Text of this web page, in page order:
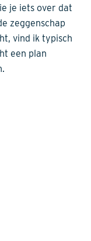
je iets over dat
zeggenschap
vind ik typisch
een plan